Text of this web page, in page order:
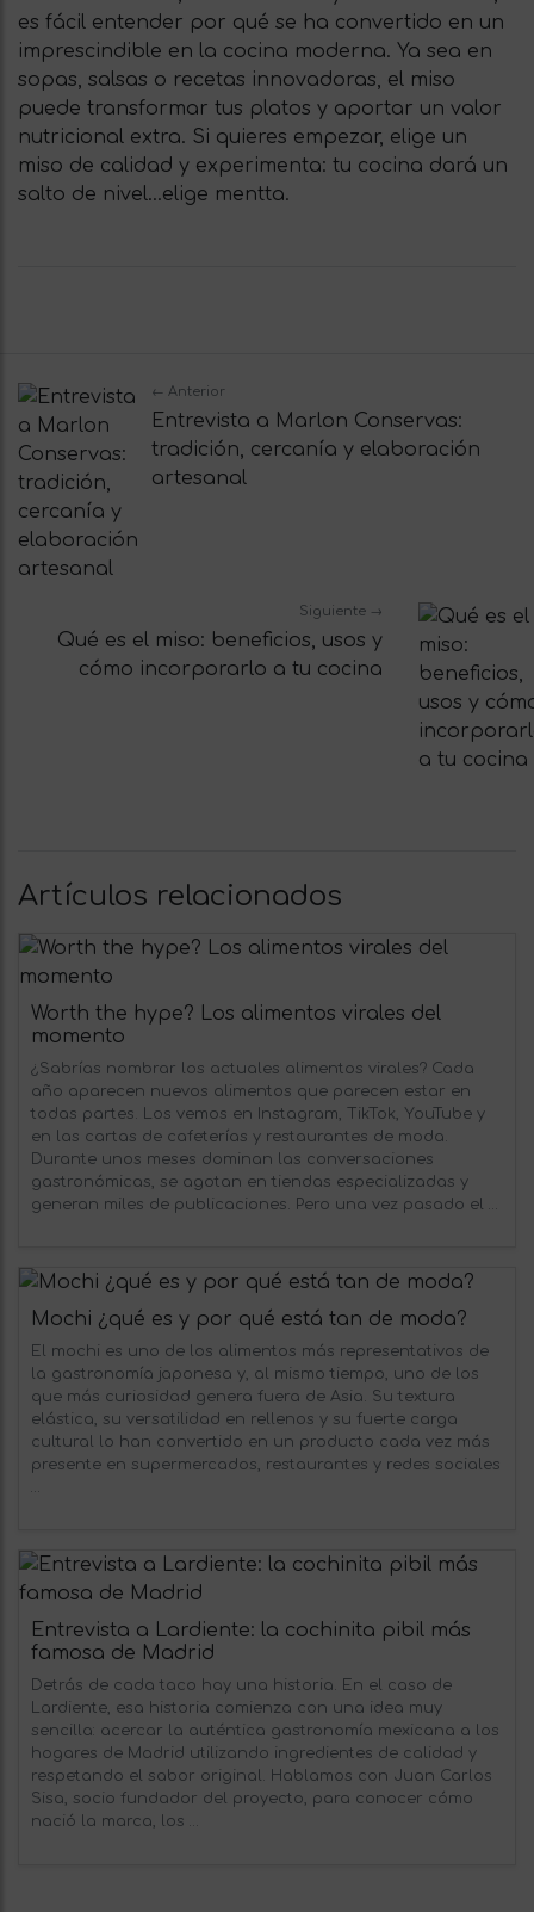
es fácil entender por qué se ha convertido en un
imprescindible en la cocina moderna. Ya sea en
sopas, salsas o recetas innovadoras, el miso
puede transformar tus platos y aportar un valor
nutricional extra. Si quieres empezar, elige un
miso de calidad y experimenta: tu cocina dará un
salto de nivel…elige mentta.
← Anterior
Entrevista a Marlon Conservas:
tradición, cercanía y elaboración
artesanal
Siguiente →
Qué es el miso: beneficios, usos y
cómo incorporarlo a tu cocina
Artículos relacionados
Worth the hype? Los alimentos virales del
momento
¿Sabrías nombrar los actuales alimentos virales? Cada
año aparecen nuevos alimentos que parecen estar en
todas partes. Los vemos en Instagram, TikTok, YouTube y
en las cartas de cafeterías y restaurantes de moda.
Durante unos meses dominan las conversaciones
gastronómicas, se agotan en tiendas especializadas y
generan miles de publicaciones. Pero una vez pasado el …
Mochi ¿qué es y por qué está tan de moda?
El mochi es uno de los alimentos más representativos de
la gastronomía japonesa y, al mismo tiempo, uno de los
que más curiosidad genera fuera de Asia. Su textura
elástica, su versatilidad en rellenos y su fuerte carga
cultural lo han convertido en un producto cada vez más
presente en supermercados, restaurantes y redes sociales
Entrevista a Lardiente: la cochinita pibil más
famosa de Madrid
Detrás de cada taco hay una historia. En el caso de
Lardiente, esa historia comienza con una idea muy
sencilla: acercar la auténtica gastronomía mexicana a los
hogares de Madrid utilizando ingredientes de calidad y
respetando el sabor original. Hablamos con Juan Carlos
Sisa, socio fundador del proyecto, para conocer cómo
nació la marca, los …